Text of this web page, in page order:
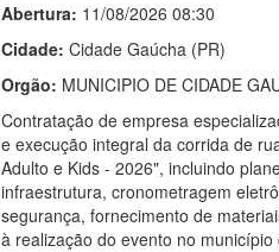
Abertura: 11/08/2026 08:30
Cidade: Cidade Gaúcha (PR)
Orgão: MUNICIPIO DE CIDADE
Contratação de empresa
e execução integral da corrida de
Adulto e Kids - 2026", incluindo
infraestrutura, cronometragem
segurança, fornecimento de
à realização do evento no